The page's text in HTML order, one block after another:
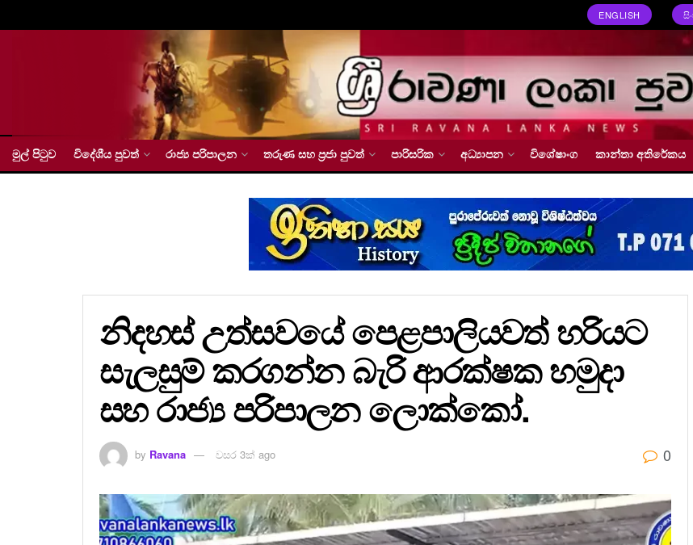
ENGLISH
මුල් පිටුව විදේශීය පුවත් රාජ්‍ය පරිපාලන තරුණ සහ ප්‍රජා පුවත් පාරිසරික අධ්‍යාපන විශේෂාංග කාන්තා අතිරේකය
නිදහස් උත්සවයේ පෙළපාලියවත් හරියට
සැලසුම් කරගන්න බැරි ආරක්ෂක හමුදා
සහ රාජ්‍ය පරිපාලන ලොක්කෝ.
by Ravana වසර 3ක් ago 0